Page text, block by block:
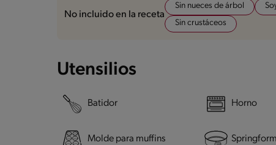
No incluido en la receta
Sin nueces de árbol
Sin crustáceos
Utensilios
Batidor Horno
Molde para muffins